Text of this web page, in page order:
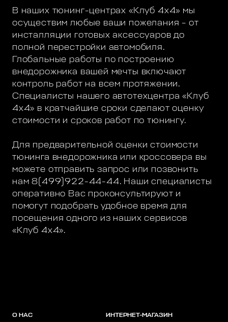
В наших тюнинг-центрах «Клуб 4х4» мы
осуществим любые ваши пожелания – от
инсталляции готовых аксессуаров до
полной перестройки автомобиля.
Глобальные работы по построению
внедорожника вашей мечты включают
контроль работ на всем протяжении.
Специалисты нашего автотехцентра «Клуб
4х4» в кратчайшие сроки сделают оценку
стоимости и сроков работ по тюнингу.
Для предварительной оценки стоимости
тюнинга внедорожника или кроссовера вы
можете отправить запрос или позвонить
нам 8(499)922-44-44. Наши специалисты
оперативно Вас проконсультируют и
помогут подобрать удобное время для
посещения одного из наших сервисов
«Клуб 4х4».
О НАС ИНТЕРНЕТ-МАГАЗИН